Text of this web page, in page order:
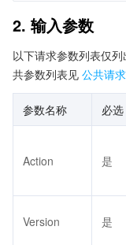
2. 输入参数
以下请求参数列表仅
共参数列表见 公共请
参数名称 必选
Action 是
Version 是